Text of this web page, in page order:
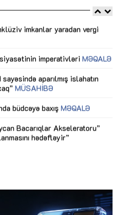
imkanlar yaradan vergi
imperativləri MƏQALƏ
aparılmış islahatın
MÜSAHİBƏ
büdcəyə baxış MƏQALƏ
Bacarıqlar Akseleratoru”
hədəfləyir”